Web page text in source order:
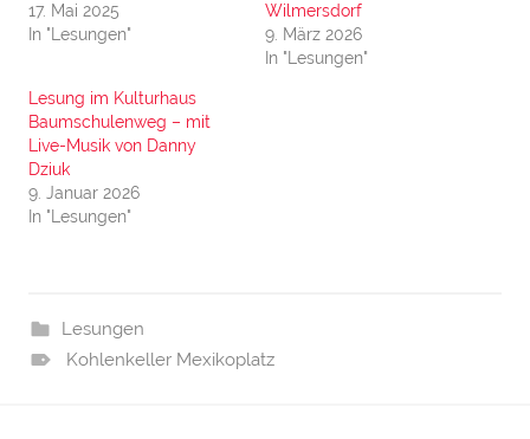
17. Mai 2025
In "Lesungen"
Wilmersdorf
9. März 2026
In "Lesungen"
Lesung im Kulturhaus
Baumschulenweg – mit
Live-Musik von Danny
Dziuk
9. Januar 2026
In "Lesungen"
Lesungen
Kohlenkeller Mexikoplatz